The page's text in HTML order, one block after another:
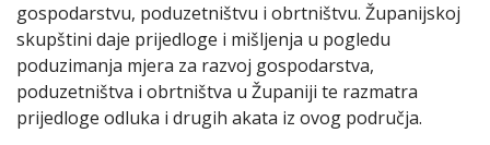
gospodarstvu, poduzetništvu i obrtništvu. Županijskoj
skupštini daje prijedloge i mišljenja u pogledu
poduzimanja mjera za razvoj gospodarstva,
poduzetništva i obrtništva u Županiji te razmatra
prijedloge odluka i drugih akata iz ovog područja.